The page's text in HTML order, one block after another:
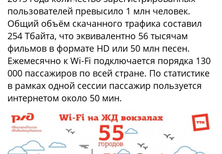
пользователей превысило 1 млн человек.
Общий объём скачанного трафика составил
254 Тбайта, что эквивалентно 56 тысячам
фильмов в формате HD или 50 млн песен.
Ежемесячно к Wi-Fi подключается порядка 130
000 пассажиров по всей стране. По статистике
в рамках одной сессии пассажир пользуется
интернетом около 50 мин.